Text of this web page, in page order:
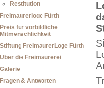
Restitution
Freimaurerloge Fürth
Preis für vorbildliche
Mitmenschlichkeit
Stiftung FreimaurerLoge Fürth
Über die Freimaurerei
Galerie
Fragen & Antworten